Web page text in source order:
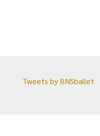
Tweets by BNSballet